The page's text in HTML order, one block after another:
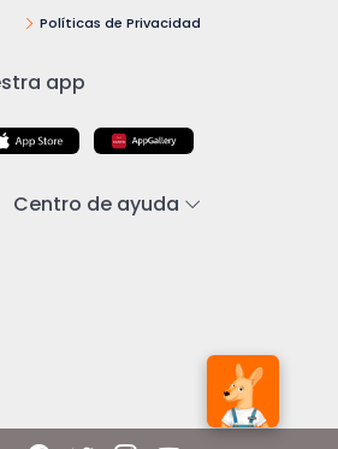
Políticas de Privacidad
app
Centro de ayuda